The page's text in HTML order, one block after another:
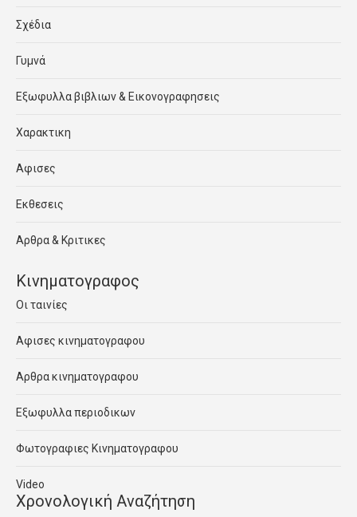
Σχέδια
Γυμνά
Εξωφυλλα βιβλιων & Εικονογραφησεις
Χαρακτικη
Αφισες
Εκθεσεις
Αρθρα & Κριτικες
Κινηματογραφος
Οι ταινίες
Αφισες κινηματογραφου
Αρθρα κινηματογραφου
Εξωφυλλα περιοδικων
Φωτογραφιες Κινηματογραφου
Video
Χρονολογική Αναζήτηση